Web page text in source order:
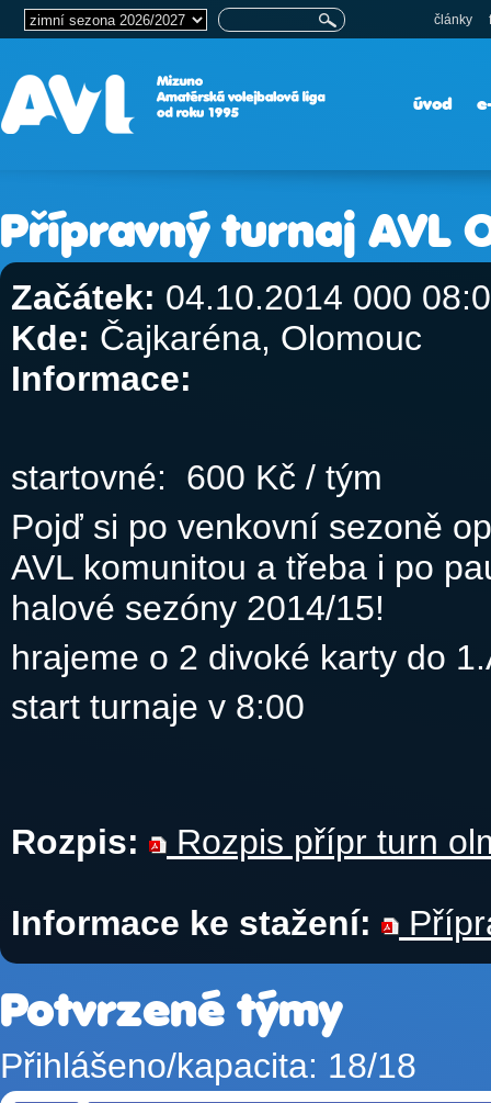
články
úvod
Přípravný turnaj AVL
Začátek: 04.10.2014 000
Kde: Čajkaréna, Olomouc
Informace:
startovné: 600 Kč / tým
Pojď si po venkovní sezoně
AVL komunitou a třeba i po
halové sezóny 2014/15!
hrajeme o 2 divoké karty do
start turnaje v 8:00
Rozpis: Rozpis přípr turn
Informace ke stažení:
Potvrzené týmy
Přihlášeno/kapacita: 18/18